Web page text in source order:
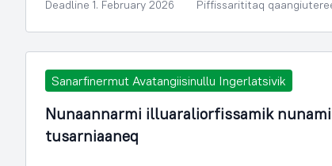
Deadline 1. February 2026 Piffissarititaq
Sanarfinermut Avatangiisinullu Ingerlatsivik
Nunaannarmi illuaraliorfissamik
tusarniaaneq